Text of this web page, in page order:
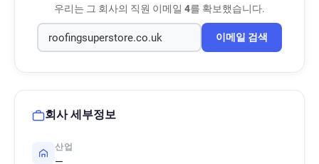
우리는 그 회사의 직원 이메일 4를 확보했습니다.
이메일 검색
회사 세부정보
산업